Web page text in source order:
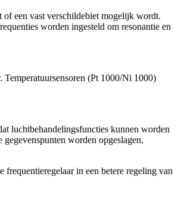
een vast verschildebiet mogelijk wordt.
worden ingesteld om resonantie en
(Pt 1000/Ni 1000)
luchtbehandelingsfuncties kunnen worden
worden opgeslagen,
in een betere regeling van